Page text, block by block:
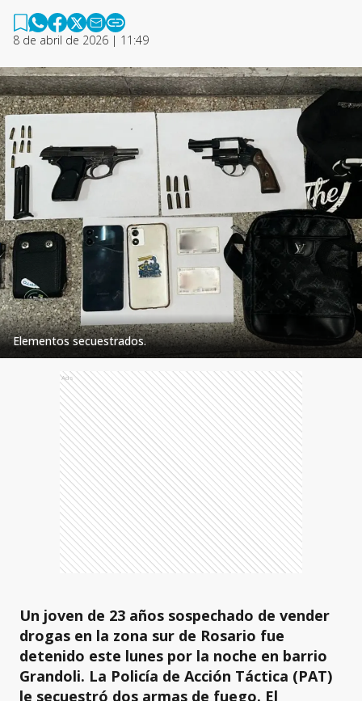
8 de abril de 2026 | 11:49
Elementos secuestrados.
Ads
Un joven de 23 años sospechado de vender
drogas en la zona sur de Rosario fue
detenido este lunes por la noche en barrio
Grandoli. La Policía de Acción Táctica (PAT)
le secuestró dos armas de fuego. El